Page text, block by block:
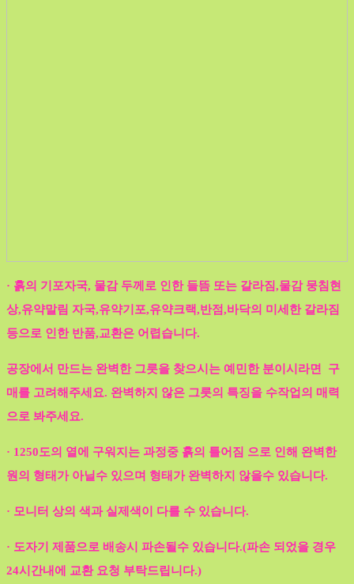
· 흙의 기포자국, 물감 두께로 인한 들뜸 또는 갈라짐,물감 뭉침현
상,유약말림 자국,유약기포,유약크랙,반점,바닥의 미세한 갈라짐
등으로 인한 반품,교환은 어렵습니다.
공장에서 만드는 완벽한 그릇을 찾으시는 예민한 분이시라면 구
매를 고려해주세요. 완벽하지 않은 그릇의 특징을 수작업의 매력
으로 봐주세요.
· 1250도의 열에 구워지는 과정중 흙의 틀어짐 으로 인해 완벽한
원의 형태가 아닐수 있으며 형태가 완벽하지 않을수 있습니다.
· 모니터 상의 색과 실제색이 다를 수 있습니다.
· 도자기 제품으로 배송시 파손될수 있습니다.(파손 되었을 경우
24시간내에 교환 요청 부탁드립니다.)